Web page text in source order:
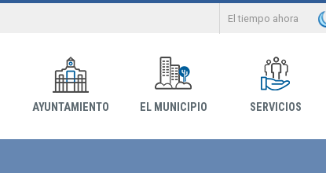
El tiempo ahora
AYUNTAMIENTO EL MUNICIPIO SERVICIOS